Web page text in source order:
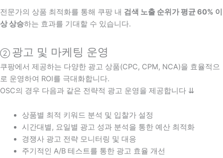
전문가의 상품 최적화를 통해 쿠팡 내 검색 노출 순위가 평균 60% 이
상 상승하는 효과를 기대할 수 있습니다.
② 광고 및 마케팅 운영
쿠팡에서 제공하는 다양한 광고 상품(CPC, CPM, NCA)을 효율적으
로 운영하여 ROI를 극대화합니다.
OSC의 경우 다음과 같은 전략적 광고 운영을 제공합니다 ⇊
상품별 최적 키워드 분석 및 입찰가 설정
시간대별, 요일별 광고 성과 분석을 통한 예산 최적화
경쟁사 광고 전략 모니터링 및 대응
주기적인 A/B 테스트를 통한 광고 효율 개선